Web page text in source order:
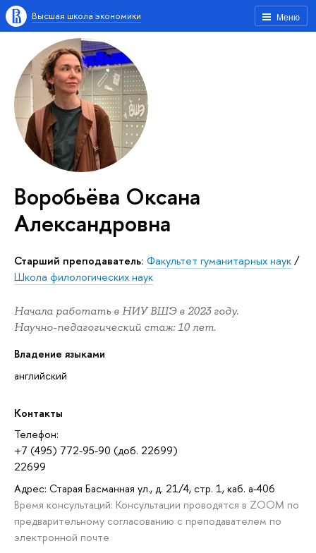
Меню
Высшая школа экономики
Воробьёва Оксана
Александровна
Старший преподаватель: Факультет гуманитарных наук/
Школа филологических наук
Начала работать в НИУ ВШЭ в 2023 году.
Научно-педагогический стаж: 10 лет.
Владение языками
английский
Контакты
Телефон:
+7 (495) 772-95-90 (доб. 22699)
22699
Адрес: Старая Басманная ул., д. 21/4, стр. 1, каб. а-406
Время консультаций: Консультации проводятся в ZOOM по
предварительному согласованию с преподавателем по
электронной почте